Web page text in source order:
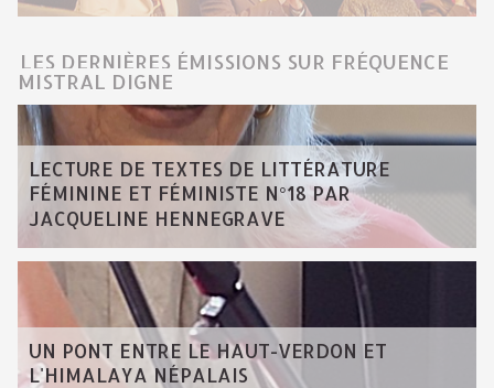
LES DERNIÈRES ÉMISSIONS SUR FRÉQUENCE
MISTRAL DIGNE
LECTURE DE TEXTES DE LITTÉRATURE
FÉMININE ET FÉMINISTE N°18 PAR
JACQUELINE HENNEGRAVE
UN PONT ENTRE LE HAUT-VERDON ET
L'HIMALAYA NÉPALAIS